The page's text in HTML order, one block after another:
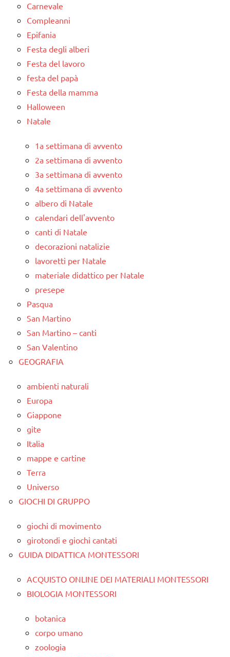
Carnevale
Compleanni
Epifania
Festa degli alberi
Festa del lavoro
festa del papà
Festa della mamma
Halloween
Natale
1a settimana di avvento
2a settimana di avvento
3a settimana di avvento
4a settimana di avvento
albero di Natale
calendari dell'avvento
canti di Natale
decorazioni natalizie
lavoretti per Natale
materiale didattico per Natale
presepe
Pasqua
San Martino
San Martino – canti
San Valentino
GEOGRAFIA
ambienti naturali
Europa
Giappone
gite
Italia
mappe e cartine
Terra
Universo
GIOCHI DI GRUPPO
giochi di movimento
girotondi e giochi cantati
GUIDA DIDATTICA MONTESSORI
ACQUISTO ONLINE DEI MATERIALI MONTESSORI
BIOLOGIA MONTESSORI
botanica
corpo umano
zoologia